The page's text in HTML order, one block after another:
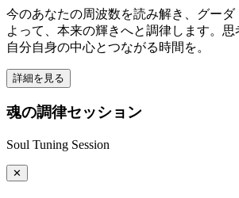
今のあなたの周波数を読み解き、グーダ
よって、本来の輝きへと調律します。思
自分自身の中心とつながる時間を。
詳細を見る
魂の調律セッション
Soul Tuning Session
✕